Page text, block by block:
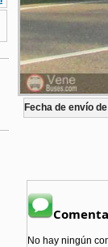
Fecha de envío
No hay ningún